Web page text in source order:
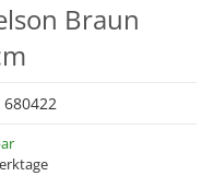
Braun
680422